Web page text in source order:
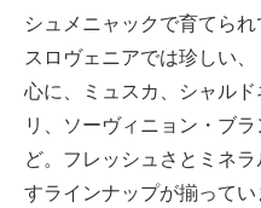
シュメニャックで育てら
スロヴェニアでは珍しい
心に、ミュスカ、シャル
リ、ソーヴィニョン・ブ
ど。フレッシュさとミネ
すラインナップが揃って